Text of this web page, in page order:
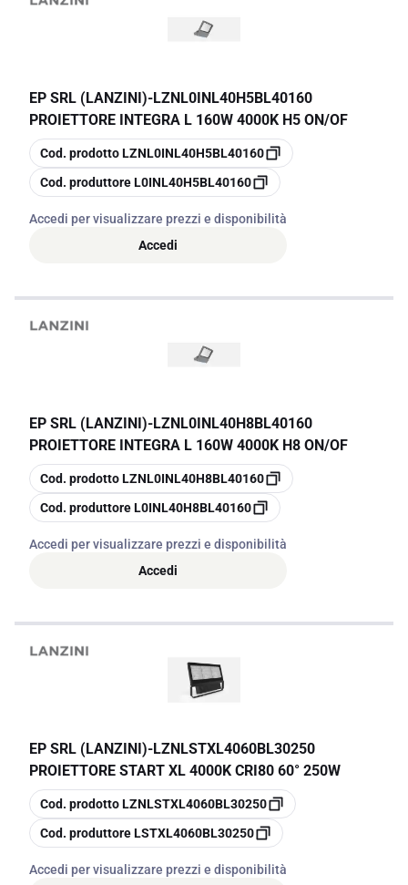
EP SRL (LANZINI)-LZNL0INL40H5BL40160
PROIETTORE INTEGRA L 160W 4000K H5 ON/OF
copia
Cod. prodottoLZNL0INL40H5BL40160
copia
Cod. produttoreL0INL40H5BL40160
Accedi per visualizzare prezzi e disponibilità
Accedi
EP SRL (LANZINI)-LZNL0INL40H8BL40160
PROIETTORE INTEGRA L 160W 4000K H8 ON/OF
copia
Cod. prodottoLZNL0INL40H8BL40160
copia
Cod. produttoreL0INL40H8BL40160
Accedi per visualizzare prezzi e disponibilità
Accedi
EP SRL (LANZINI)-LZNLSTXL4060BL30250
PROIETTORE START XL 4000K CRI80 60° 250W
copia
Cod. prodottoLZNLSTXL4060BL30250
copia
Cod. produttoreLSTXL4060BL30250
Accedi per visualizzare prezzi e disponibilità